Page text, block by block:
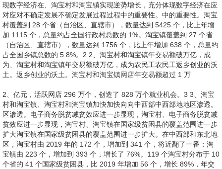
现数字经济在、淘宝村和淘宝镇实现逆势增长，充分体现数字经济在应
对应对不确定发展不确定发展过程过程中的重要性。中的重要性。淘宝
村覆盖到 28 个省（自治区、直辖市），数量达到 5425 个，比上年增
加 1115 个，总量约占全国行政村总数的 1%。淘宝镇覆盖到 27 个省
（自治区、直辖市），数量达到 1756 个，比上年增加 638 个，总量约
占全国乡镇总数的 5.8%。2 2、淘宝村和淘宝镇年交易额破万亿，成
为、淘宝村和淘宝镇年交易额破万亿，成为农民工农民工返乡创业的沃
土。返乡创业的沃土。淘宝村和淘宝镇网店年交易额超过 1 万
2、亿元，活跃网店 296 万个，创造了 828 万个就业机会。3 3、淘宝
村和淘宝镇、淘宝村和淘宝镇加快加快向向中西部中西部地地区渗透。
区渗透。电子商务脱贫减贫效应进一步显现，淘宝村、电子商务脱贫减
贫效应进一步显现，淘宝村、淘宝镇在国家级贫困县的覆盖范围进一步
扩大淘宝镇在国家级贫困县的覆盖范围进一步扩大。在中西部和东北地
区，淘宝村由 2019 年的 172 个，增加到 341 个，将近翻了一番；淘
宝镇由 223 个，增加到 393 个，增长了 76%。119 个淘宝村分布于 10
个省的 41 个国家级贫困县，比 2019 年增加 56 个，增长 89%，年交